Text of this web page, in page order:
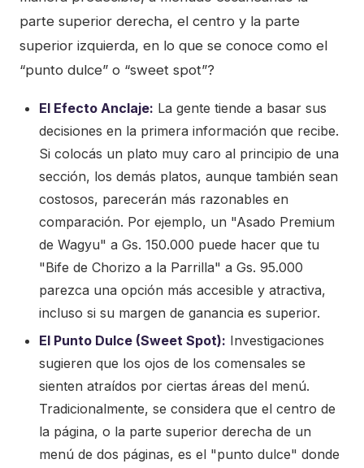
parte superior derecha, el centro y la parte
superior izquierda, en lo que se conoce como el
“punto dulce” o “sweet spot”?
El Efecto Anclaje: La gente tiende a basar sus
decisiones en la primera información que recibe.
Si colocás un plato muy caro al principio de una
sección, los demás platos, aunque también sean
costosos, parecerán más razonables en
comparación. Por ejemplo, un "Asado Premium
de Wagyu" a Gs. 150.000 puede hacer que tu
"Bife de Chorizo a la Parrilla" a Gs. 95.000
parezca una opción más accesible y atractiva,
incluso si su margen de ganancia es superior.
El Punto Dulce (Sweet Spot): Investigaciones
sugieren que los ojos de los comensales se
sienten atraídos por ciertas áreas del menú.
Tradicionalmente, se considera que el centro de
la página, o la parte superior derecha de un
menú de dos páginas, es el "punto dulce" donde